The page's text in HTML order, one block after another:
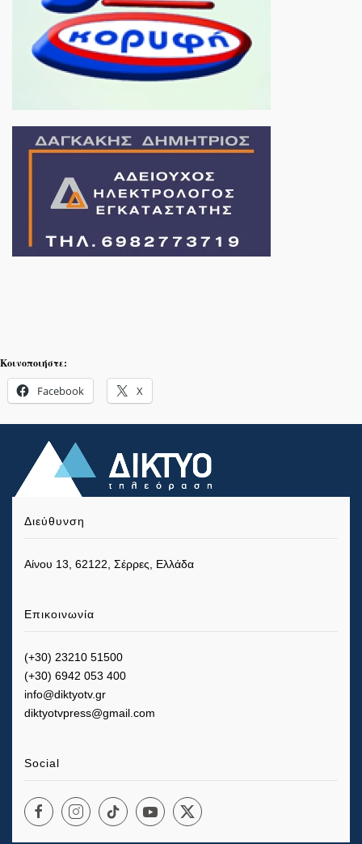
Κοινοποιήστε:
Facebook X
Διεύθυνση
Αίνου 13, 62122, Σέρρες, Ελλάδα
Επικοινωνία
(+30) 23210 51500
(+30) 6942 053 400
info@diktyotv.gr
diktyotvpress@gmail.com
Social